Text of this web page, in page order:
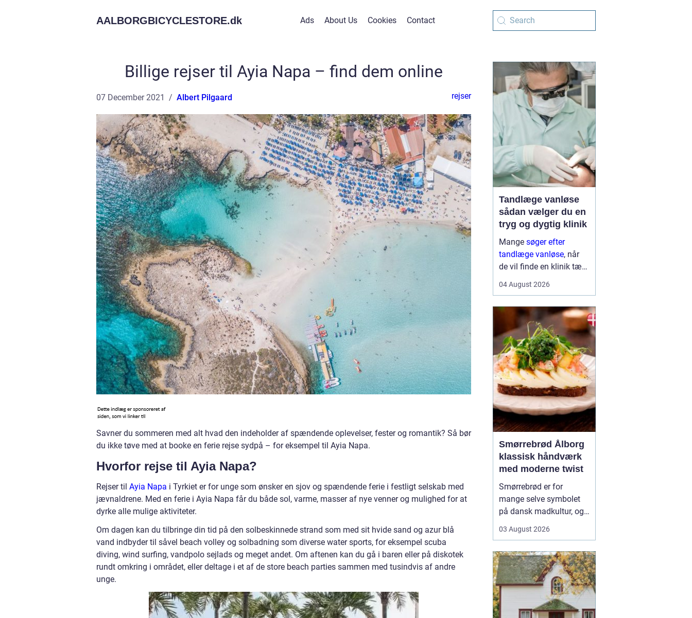
AALBORGBICYCLESTORE.dk Ads About Us Cookies Contact
Billige rejser til Ayia Napa – find dem online
07 December 2021 Albert Pilgaard rejser
Savner du sommeren med alt hvad den indeholder af spændende oplevelser, fester og romantik? Så bør
du ikke tøve med at booke en ferie rejse sydpå – for eksempel til Ayia Napa.
Hvorfor rejse til Ayia Napa?
Rejser til Ayia Napa i Tyrkiet er for unge som ønsker en sjov og spændende ferie i festligt selskab med
jævnaldrene. Med en ferie i Ayia Napa får du både sol, varme, masser af nye venner og mulighed for at
dyrke alle mulige aktiviteter.
Om dagen kan du tilbringe din tid på den solbeskinnede strand som med sit hvide sand og azur blå
vand indbyder til såvel beach volley og solbadning som diverse water sports, for eksempel scuba
diving, wind surfing, vandpolo sejlads og meget andet. Om aftenen kan du gå i baren eller på diskotek
rundt omkring i området, eller deltage i et af de store beach parties sammen med tusindvis af andre
unge.
Tandlæge vanløse
sådan vælger du en
tryg og dygtig klinik
Mange søger efter
tandlæge vanløse, når
de vil finde en klinik tæt
fagligt stærk og god til
flere handler valget ikke
kun om pris og
beliggenhed, men i h...
04 August 2026
Smørrebrød Ålborg
klassisk håndværk
med moderne twist
Smørrebrød er for
mange selve symbolet
på dansk madkultur, og i
i bedste velgående. Her
klassiske stykker med
sild, æg og rejer og nyere
udgaver med grøntsager,
specialiteter fra lokale
slagtere og kre...
03 August 2026